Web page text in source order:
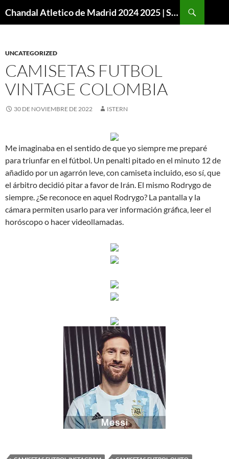
Chandal Atletico de Madrid 2024 2025 | SuperVigo
UNCATEGORIZED
CAMISETAS FUTBOL
VINTAGE COLOMBIA
30 DE NOVIEMBRE DE 2022 ISTERN
Me imaginaba en el sentido de que yo siempre me preparé
para triunfar en el fútbol. Un penalti pitado en el minuto 12 de
añadido por un agarrón leve, con camiseta incluido, eso sí, que
el árbitro decidió pitar a favor de Irán. El mismo Rodrygo de
siempre. ¿Se reconoce en aquel Rodrygo? La pantalla y la
cámara permiten usarlo para ver información gráfica, leer el
horóscopo o hacer videollamadas.